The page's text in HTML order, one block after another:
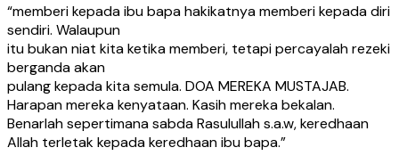
“memberi kepada ibu bapa hakikatnya memberi kepada diri
sendiri. Walaupun
itu bukan niat kita ketika memberi, tetapi percayalah rezeki
berganda akan
pulang kepada kita semula. DOA MEREKA MUSTAJAB.
Harapan mereka kenyataan. Kasih mereka bekalan.
Benarlah sepertimana sabda Rasulullah s.a.w, keredhaan
Allah terletak kepada keredhaan ibu bapa.”